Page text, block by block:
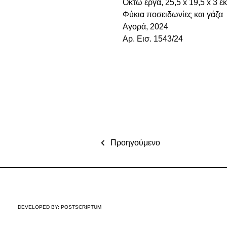
Οκτώ έργα, 25,5 x 19,5 x 3
Φύκια ποσειδωνίες και γάζα
Αγορά, 2024
Αρ. Εισ. 1543/24
Προηγούμενο
DEVELOPED BY: POSTSCRIPTUM